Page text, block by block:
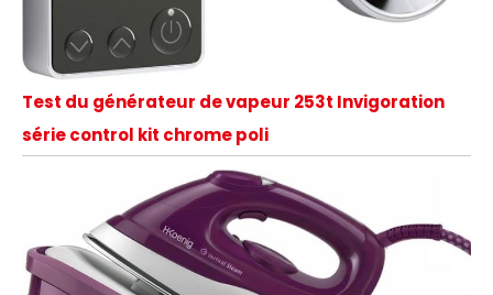
Test du générateur de vapeur 253t Invigoration
série control kit chrome poli